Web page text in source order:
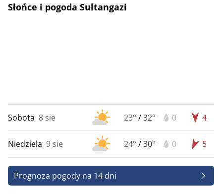
Słońce i pogoda Sultangazi
Sobota 8 sie 23° /32° 0 4
Niedziela 9 sie 24° /30° 0 5
Prognoza pogody na 14 dni